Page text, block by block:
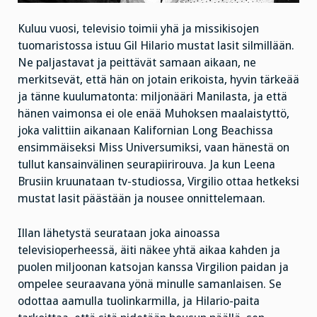
Kuluu vuosi, televisio toimii yhä ja missikisojen
tuomaristossa istuu Gil Hilario mustat lasit silmillään.
Ne paljastavat ja peittävät samaan aikaan, ne
merkitsevät, että hän on jotain erikoista, hyvin tärkeää
ja tänne kuulumatonta: miljonääri Manilasta, ja että
hänen vaimonsa ei ole enää Muhoksen maalaistyttö,
joka valittiin aikanaan Kalifornian Long Beachissa
ensimmäiseksi Miss Universumiksi, vaan hänestä on
tullut kansainvälinen seurapiirirouva. Ja kun Leena
Brusiin kruunataan tv-studiossa, Virgilio ottaa hetkeksi
mustat lasit päästään ja nousee onnittelemaan.
Illan lähetystä seurataan joka ainoassa
televisioperheessä, äiti näkee yhtä aikaa kahden ja
puolen miljoonan katsojan kanssa Virgilion paidan ja
ompelee seuraavana yönä minulle samanlaisen. Se
odottaa aamulla tuolinkarmilla, ja Hilario-paita